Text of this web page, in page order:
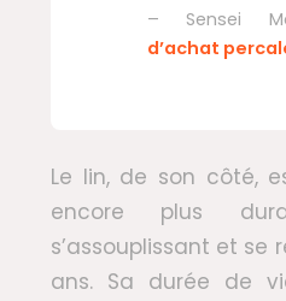
– Sensei
d’achat
Le lin, de son côté,
encore plus
s’assouplissant et
ans. Sa durée de